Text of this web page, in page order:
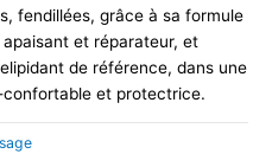
fendillées, grâce à sa formule
et réparateur, et
de référence, dans une
et protectrice.